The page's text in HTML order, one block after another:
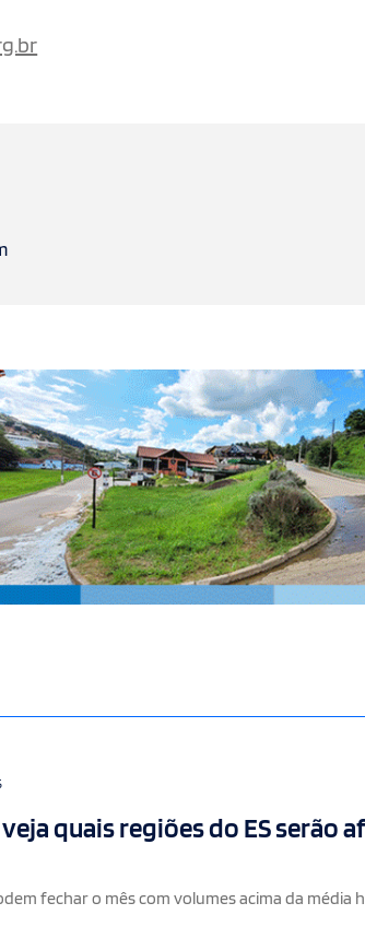
quais regiões do ES serão
fechar o mês com volumes acima da média